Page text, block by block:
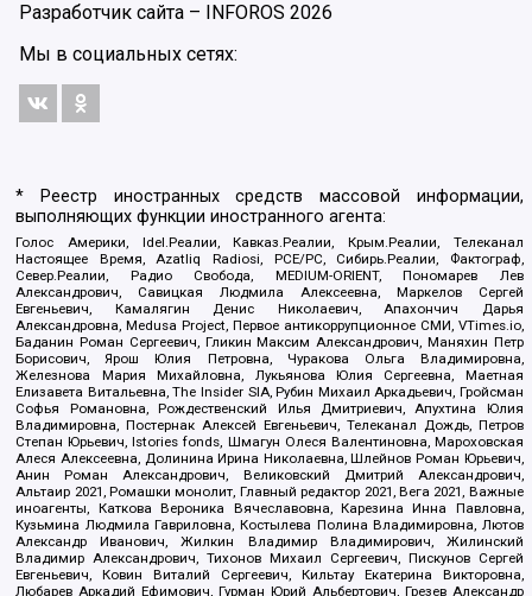
Разработчик сайта – INFOROS 2026
Мы в социальных сетях:
* Реестр иностранных средств массовой информации,
выполняющих функции иностранного агента:
Голос Америки, Idel.Реалии, Кавказ.Реалии, Крым.Реалии, Телеканал
Настоящее Время, Azatliq Radiosi, PCE/PC, Сибирь.Реалии, Фактограф,
Север.Реалии, Радио Свобода, MEDIUM-ORIENT, Пономарев Лев
Александрович, Савицкая Людмила Алексеевна, Маркелов Сергей
Евгеньевич, Камалягин Денис Николаевич, Апахончич Дарья
Александровна, Medusa Project, Первое антикоррупционное СМИ, VTimes.io,
Баданин Роман Сергеевич, Гликин Максим Александрович, Маняхин Петр
Борисович, Ярош Юлия Петровна, Чуракова Ольга Владимировна,
Железнова Мария Михайловна, Лукьянова Юлия Сергеевна, Маетная
Елизавета Витальевна, The Insider SIA, Рубин Михаил Аркадьевич, Гройсман
Софья Романовна, Рождественский Илья Дмитриевич, Апухтина Юлия
Владимировна, Постернак Алексей Евгеньевич, Телеканал Дождь, Петров
Степан Юрьевич, Istories fonds, Шмагун Олеся Валентиновна, Мароховская
Алеся Алексеевна, Долинина Ирина Николаевна, Шлейнов Роман Юрьевич,
Анин Роман Александрович, Великовский Дмитрий Александрович,
Альтаир 2021, Ромашки монолит, Главный редактор 2021, Вега 2021, Важные
иноагенты, Каткова Вероника Вячеславовна, Карезина Инна Павловна,
Кузьмина Людмила Гавриловна, Костылева Полина Владимировна, Лютов
Александр Иванович, Жилкин Владимир Владимирович, Жилинский
Владимир Александрович, Тихонов Михаил Сергеевич, Пискунов Сергей
Евгеньевич, Ковин Виталий Сергеевич, Кильтау Екатерина Викторовна,
Любарев Аркадий Ефимович, Гурман Юрий Альбертович, Грезев Александр